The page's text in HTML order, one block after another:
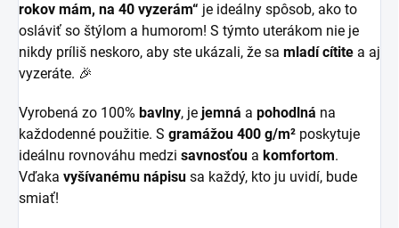
rokov mám, na 40 vyzerám“ je ideálny spôsob, ako to
osláviť so štýlom a humorom! S týmto uterákom nie je
nikdy príliš neskoro, aby ste ukázali, že sa mladí cítite a aj
vyzeráte. 🎉
Vyrobená zo 100% bavlny, je jemná a pohodlná na
každodenné použitie. S gramážou 400 g/m² poskytuje
ideálnu rovnováhu medzi savnosťou a komfortom.
Vďaka vyšívanému nápisu sa každý, kto ju uvidí, bude
smiať!